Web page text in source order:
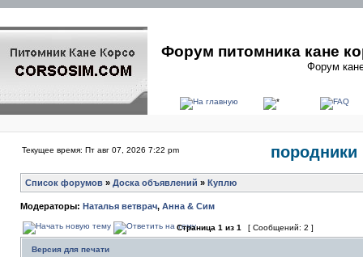
Форум питомника кане
Форум
Текущее время: Пт авг 07, 2026 7:22 pm породники
Список форумов » Доска объявлений » Куплю
Модераторы: Наталья ветврач, Анна & Сим
Страница 1 из 1 [ Сообщений: 2 ]
Версия для печати